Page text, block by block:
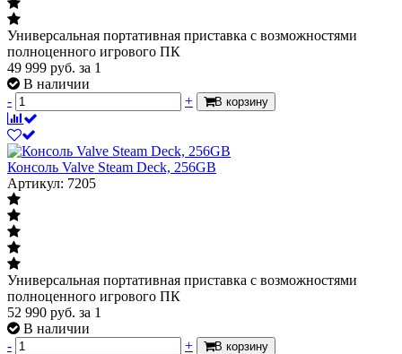
Универсальная портативная приставка с возможностями
полноценного игрового ПК
49 999 руб. за 1
В наличии
-
+ В корзину
Консоль Valve Steam Deck, 256GB
Артикул: 7205
Универсальная портативная приставка с возможностями
полноценного игрового ПК
52 990 руб. за 1
В наличии
-
+ В корзину